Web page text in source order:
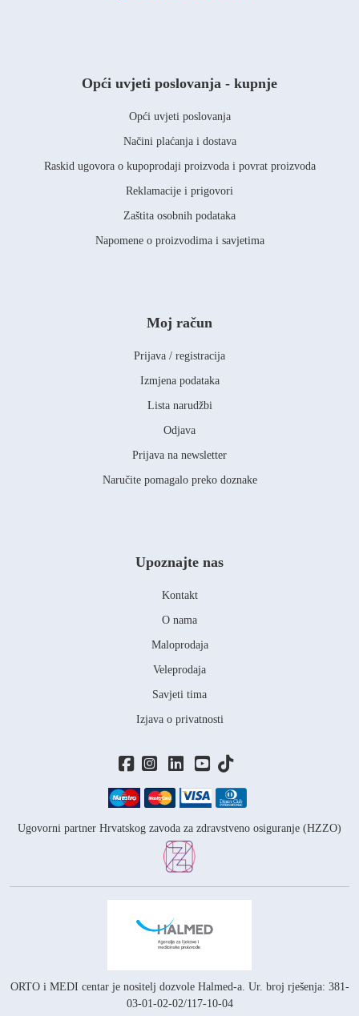
Opći uvjeti poslovanja - kupnje
Opći uvjeti poslovanja
Načini plaćanja i dostava
Raskid ugovora o kupoprodaji proizvoda i povrat proizvoda
Reklamacije i prigovori
Zaštita osobnih podataka
Napomene o proizvodima i savjetima
Moj račun
Prijava / registracija
Izmjena podataka
Lista narudžbi
Odjava
Prijava na newsletter
Naručite pomagalo preko doznake
Ugovorni partner Hrvatskog zavoda za zdravstveno osiguranje (HZZO)
ORTO i MEDI centar je nositelj dozvole Halmed-a. Ur. broj rješenja: 381-
03-01-02-02/117-10-04
Upoznajte nas
Kontakt
O nama
Maloprodaja
Veleprodaja
Savjeti tima
Izjava o privatnosti